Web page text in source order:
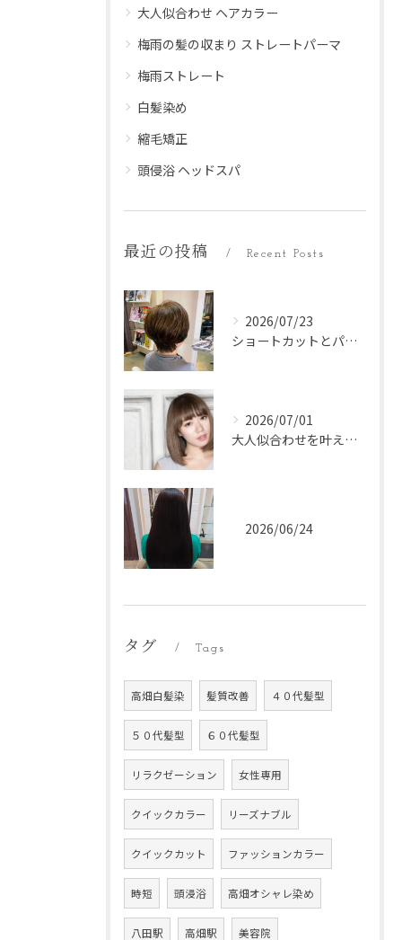
大人似合わせ ヘアカラー
梅雨の髪の収まり ストレートパーマ
梅雨ストレート
白髪染め
縮毛矯正
頭侵浴 ヘッドスパ
最近の投稿 Recent Posts
2026/07/23
ショートカットとパーマで自然な雰囲気に仕上げる愛知県名古屋市中川区の最旬ポイント
2026/07/01
大人似合わせを叶えるヘアカラーサロン選びの新常識名古屋市中川区完全ガイド
2026/06/24
タグ Tags
高畑白髪染 髪質改善 ４０代髪型
５０代髪型 ６０代髪型
リラクゼーション 女性専用
クイックカラー リーズナブル
クイックカット ファッションカラー
時短 頭浸浴 高畑オシャレ染め
八田駅 高畑駅 美容院